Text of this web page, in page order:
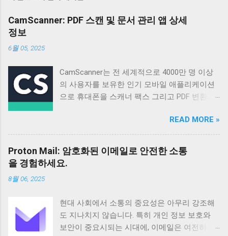
CamScanner: PDF 스캔 및 문서 관리 앱 상세
정보
6월 05, 2025
CamScanner는 전 세계적으로 4000만 명 이상
의 사용자를 보유한 인기 모바일 애플리케이션
으로 휴대폰을 스캐너 팩스 그리고 PDF 변환기
명 이상의 신규 사용자가 가입할 정도로 꾸준히
성장하고 있으며 다양한 기능과 편리한 사용성
으로 많은 사용자들의 호평을 받고 있습니다 이
앱은 단순한 스캔 기능을 넘어 문서 관리 공유
그리고 협업까지 지원하여 업무 효율성을 높이
이드 기반 애플리케이션으로 전 세계 200개 이
상의 국가와 지역에서 사용되고 있습니다
Android 5 이상 버전을 지원하며 전체 이용가 등
READ MORE »
Proton Mail: 암호화된 이메일로 안전한 소통
을 경험하세요.
8월 06, 2025
현대 사회에서 소통의 중요성은 아무리 강조해
도 지나치지 않습니다. 특히 개인 정보 보호와
보안이 중요시되는 시대에, 이메일은 여전히 가